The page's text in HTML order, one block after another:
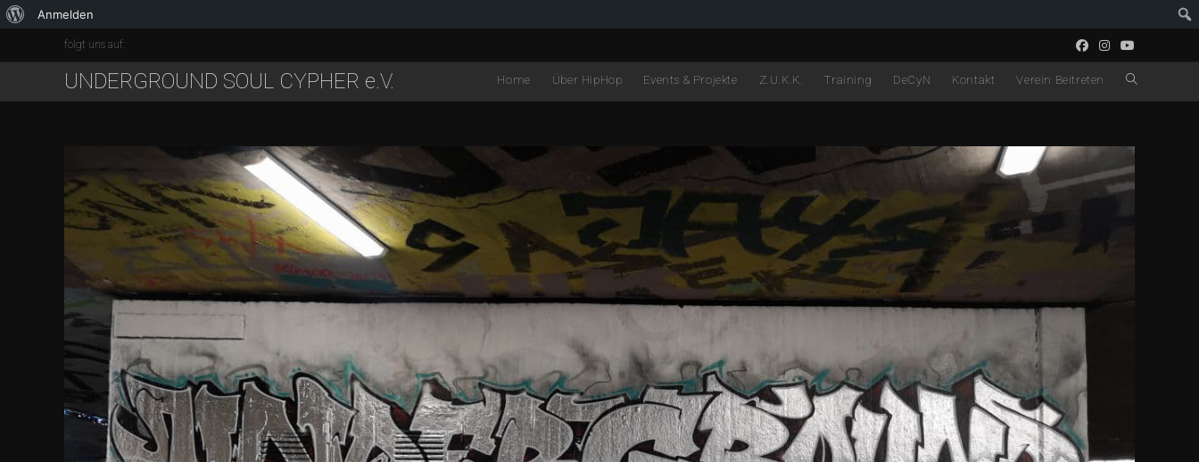
Anmelden
folgt uns auf:
UNDERGROUND SOUL CYPHER e.V. Home Über HipHop Events & Projekte Z.U.K.K. Training DeCyN Kontakt Verein Beitreten